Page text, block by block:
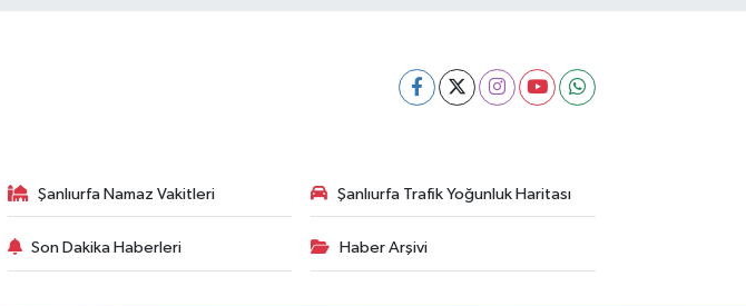
Şanlıurfa Namaz Vakitleri Şanlıurfa Trafik Yoğunluk Haritası
Son Dakika Haberleri Haber Arşivi